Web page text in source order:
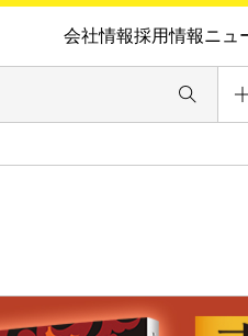
会社情報採用情報ニュ